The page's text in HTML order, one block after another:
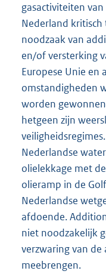
gasactiviteiten
Nederland
noodzaak van
en/of versterking
Europese Unie en
omstandigheden
worden
hetgeen zijn
Nederlandse
olielekkage met
olieramp in de
Nederlandse
afdoende.
niet noodzakelijk
verzwaring van
meebrengen.